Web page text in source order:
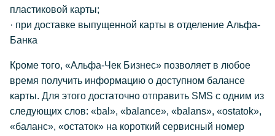
пластиковой карты;
· при доставке выпущенной карты в отделение Альфа-
Банка
Кроме того, «Альфа-Чек Бизнес» позволяет в любое
время получить информацию о доступном балансе
карты. Для этого достаточно отправить SMS с одним из
следующих слов: «bal», «balance», «balans», «ostatok»,
«баланс», «остаток» на короткий сервисный номер